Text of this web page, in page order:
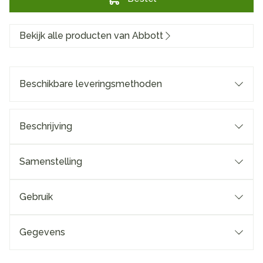
Bekijk alle producten van Abbott
Beschikbare leveringsmethoden
Beschrijving
Samenstelling
Gebruik
Gegevens